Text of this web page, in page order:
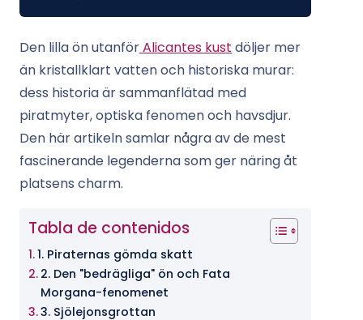
Den lilla ön utanförAlicantes kust döljer mer
än kristallklart vatten och historiska murar:
dess historia är sammanflätad med
piratmyter, optiska fenomen och havsdjur.
Den här artikeln samlar några av de mest
fascinerande legenderna som ger näring åt
platsens charm.
Tabla de contenidos
1. Piraternas gömda skatt
2. Den "bedrägliga" ön och Fata
Morgana-fenomenet
3. Sjölejonsgrottan